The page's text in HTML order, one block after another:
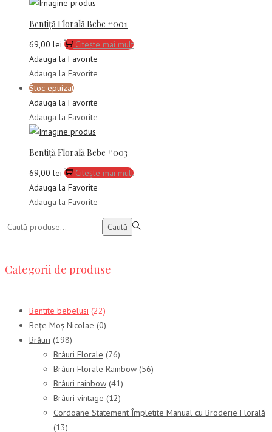
Bentiță Florală Bebe #001
69,00 lei
Citește mai mult
Adauga la Favorite
Adauga la Favorite
Stoc epuizat
Adauga la Favorite
Adauga la Favorite
Bentiță Florală Bebe #003
69,00 lei
Citește mai mult
Adauga la Favorite
Adauga la Favorite
Caută:> Caută
Categorii de produse
Bentite bebelusi (22)
Bețe Moș Nicolae (0)
Brâuri (198)
Brâuri Florale (76)
Brâuri Florale Rainbow (56)
Brâuri rainbow (41)
Brâuri vintage (12)
Cordoane Statement Împletite Manual cu Broderie Florală
(13)